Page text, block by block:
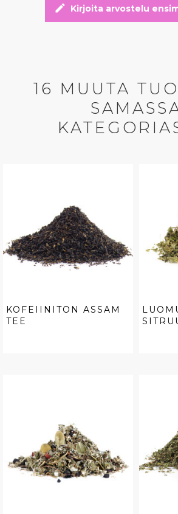
edit Kirjoita arvostelu
16 MUUTA
KOFEIINITON ASSAM
TEE